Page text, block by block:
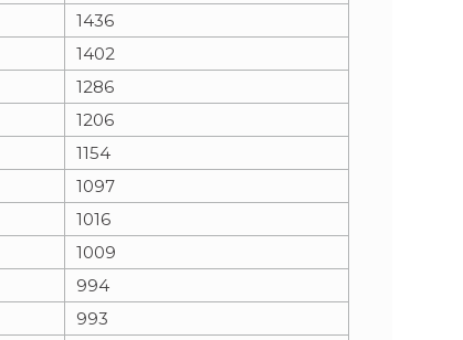
1436
1402
1286
1206
1154
1097
1016
1009
994
993